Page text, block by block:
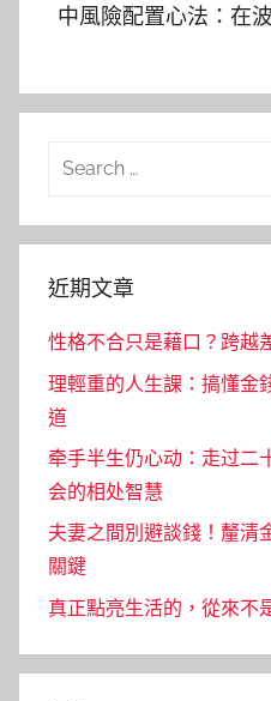
中風險配置心法：在
Search
近期文章
性格不合只是藉口？跨越
理輕重的人生課：搞懂金
道
牵手半生仍心动：走过二
会的相处智慧
夫妻之間別避談錢！釐清
關鍵
真正點亮生活的，從來不